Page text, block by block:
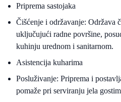
Priprema sastojaka
Čišćenje i održavanje: Održava
uključujući radne površine,
kuhinju urednom i sanitarnom.
Asistencija kuharima
Posluživanje: Priprema i
pomaže pri serviranju jela